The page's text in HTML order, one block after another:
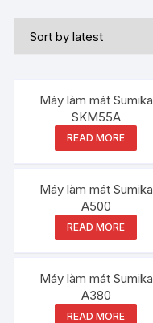
Máy làm mát Sumika
SKM55A
READ MORE
Máy làm mát Sumika
A500
READ MORE
Máy làm mát Sumika
A380
READ MORE